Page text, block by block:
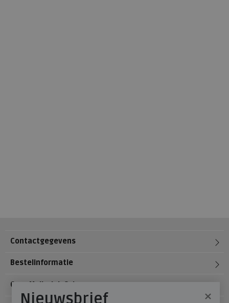
Contactgegevens
Bestelinformatie
Over Meijerink Schoenen
×
Nieuwsbrief